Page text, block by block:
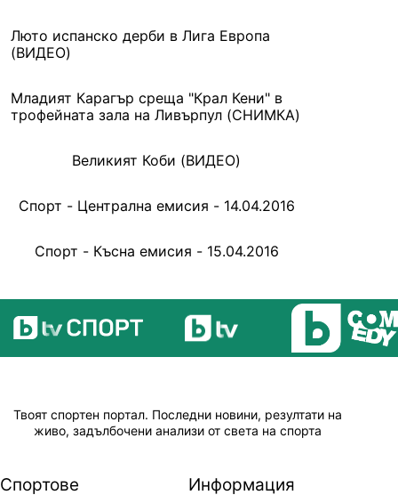
Люто испанско дерби в Лига Европа
(ВИДЕО)
Младият Карагър среща "Крал Кени" в
трофейната зала на Ливърпул (СНИМКА)
Великият Коби (ВИДЕО)
Спорт - Централна емисия - 14.04.2016
Спорт - Късна емисия - 15.04.2016
Твоят спортен портал. Последни новини, резултати на
живо, задълбочени анализи от света на спорта
Спортове Информация